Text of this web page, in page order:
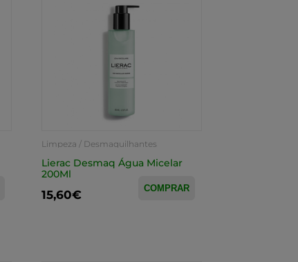
Limpeza / Desmaquilhantes
Lierac Desmaq Água Micelar
200Ml
15,60€ COMPRAR